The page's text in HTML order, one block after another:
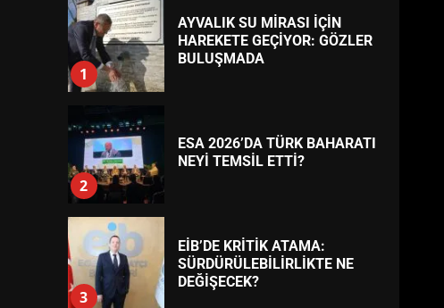
1
AYVALIK SU MİRASI İÇİN
HAREKETE GEÇİYOR: GÖZLER
BULUŞMADA
2
ESA 2026’DA TÜRK BAHARATI
NEYİ TEMSİL ETTİ?
3
EİB’DE KRİTİK ATAMA:
SÜRDÜRÜLEBİLİRLİKTE NE
DEĞİŞECEK?